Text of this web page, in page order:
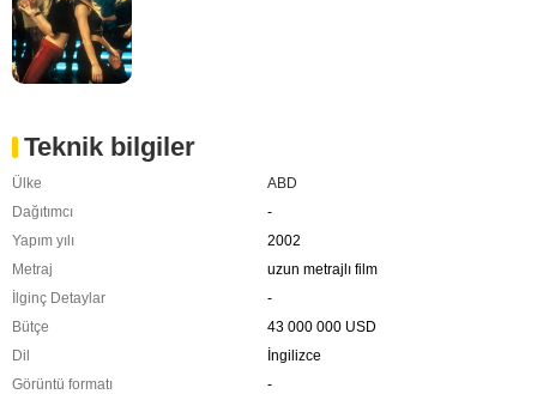
Teknik bilgiler
Ülke
ABD
Dağıtımcı
-
Yapım yılı
2002
Metraj
uzun metrajlı film
İlginç Detaylar
-
Bütçe
43 000 000 USD
Dil
İngilizce
Görüntü formatı
-